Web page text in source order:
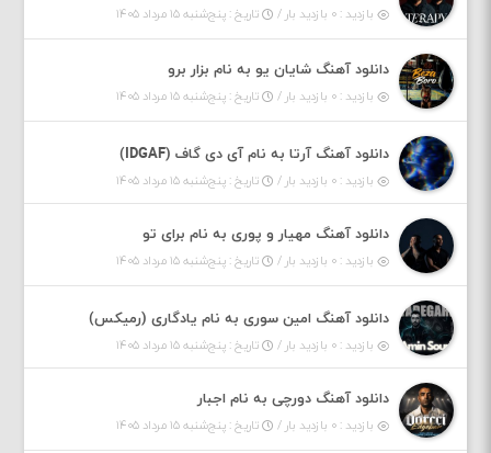
بازدید : ۰ بازدید بار / تاریخ : پنج‌شنبه ۱۵ مرداد ۱۴۰۵
دانلود آهنگ شایان یو به نام بزار برو
بازدید : ۰ بازدید بار / تاریخ : پنج‌شنبه ۱۵ مرداد ۱۴۰۵
دانلود آهنگ آرتا به نام آی دی گاف (IDGAF)
بازدید : ۰ بازدید بار / تاریخ : پنج‌شنبه ۱۵ مرداد ۱۴۰۵
دانلود آهنگ مهیار و پوری به نام برای تو
بازدید : ۰ بازدید بار / تاریخ : پنج‌شنبه ۱۵ مرداد ۱۴۰۵
دانلود آهنگ امین سوری به نام یادگاری (رمیکس)
بازدید : ۰ بازدید بار / تاریخ : پنج‌شنبه ۱۵ مرداد ۱۴۰۵
دانلود آهنگ دورچی به نام اجبار
بازدید : ۰ بازدید بار / تاریخ : پنج‌شنبه ۱۵ مرداد ۱۴۰۵